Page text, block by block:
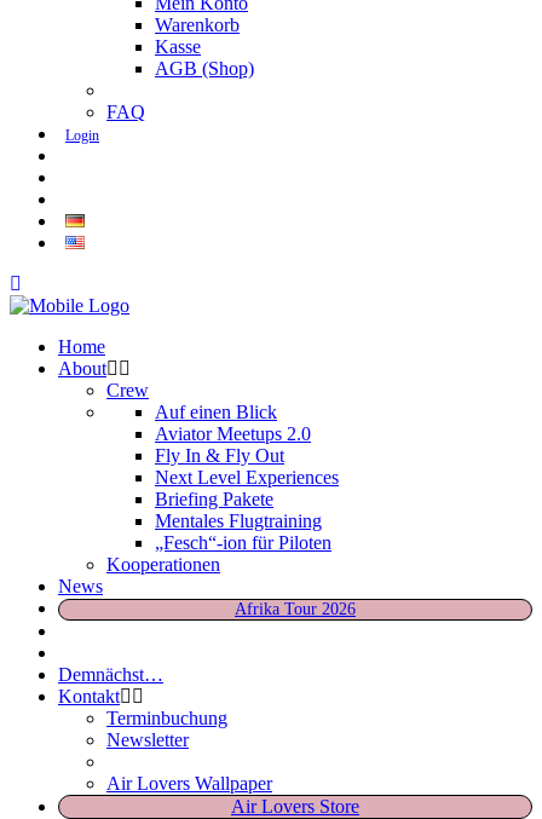
Warenkorb
Kasse
AGB (Shop)
FAQ
Login
Home
About
Crew
Auf einen Blick
Aviator Meetups 2.0
Fly In & Fly Out
Next Level Experiences
Briefing Pakete
Mentales Flugtraining
„Fesch“-ion für Piloten
Kooperationen
News
Afrika Tour 2026
Demnächst…
Kontakt
Terminbuchung
Newsletter
Air Lovers Wallpaper
Air Lovers Store